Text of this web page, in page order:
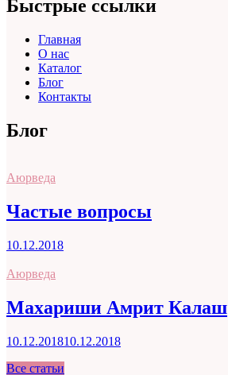
Быстрые ссылки
Главная
О нас
Каталог
Блог
Контакты
Блог
Аюрведа
Частые вопросы
10.12.2018
Аюрведа
Махариши Амрит Калаш
10.12.201810.12.2018
Все статьи